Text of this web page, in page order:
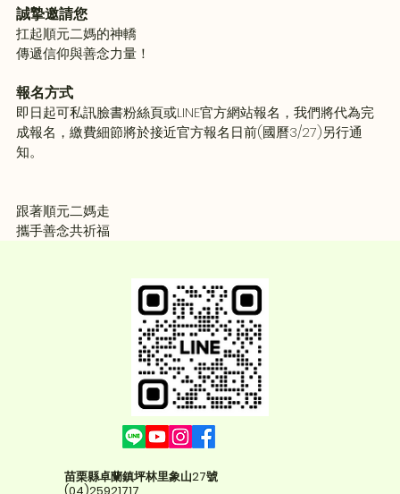
誠摯邀請您
扛起順元二媽的神轎
傳遞信仰與善念力量！
報名方式
即日起可私訊臉書粉絲頁或LINE官方網站報名，我們將代為完
成報名，繳費細節將於接近官方報名日前(國曆3/27)另行通
知。
跟著順元二媽走
攜手善念共祈福
苗栗縣卓蘭鎮坪林里象山27號